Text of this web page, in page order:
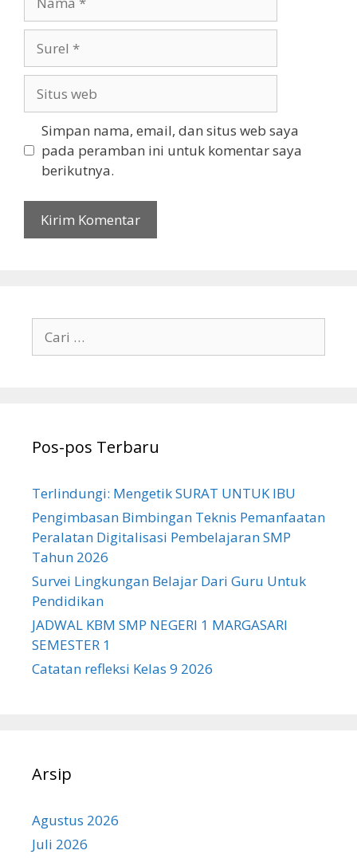
web
Simpan nama, email, dan situs web saya
pada peramban ini untuk komentar saya
berikutnya.
untuk:
Pos-pos Terbaru
Terlindungi: Mengetik SURAT UNTUK IBU
Pengimbasan Bimbingan Teknis Pemanfaatan
Peralatan Digitalisasi Pembelajaran SMP
Tahun 2026
Survei Lingkungan Belajar Dari Guru Untuk
Pendidikan
JADWAL KBM SMP NEGERI 1 MARGASARI
SEMESTER 1
Catatan refleksi Kelas 9 2026
Arsip
Agustus 2026
Juli 2026